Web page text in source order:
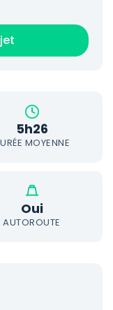
5h26
MOYENNE
Oui
AUTOROUTE